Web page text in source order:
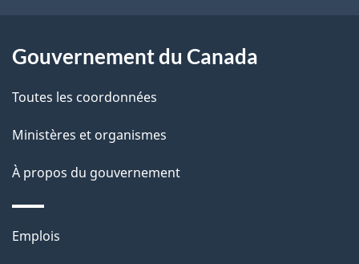
d
e
p
a
site
Gouvernement du Canada
Toutes les coordonnées
Ministères et organismes
À propos du gouvernement
Thèmes
Emplois